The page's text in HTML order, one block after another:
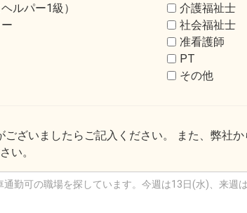
ルパー1級）
介護福祉士
社会福祉士
准看護師
PT
その他
ございましたらご記入ください。 また、弊社
い。